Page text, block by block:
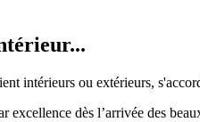
intérieurs ou extérieurs,
dès l’arrivée des